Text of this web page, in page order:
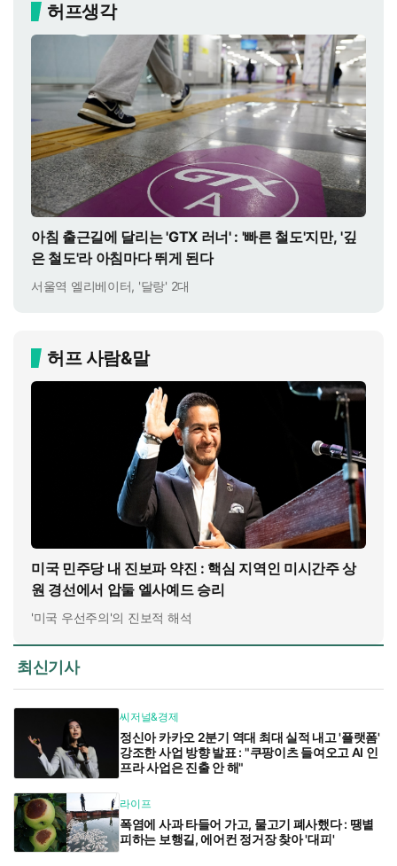
허프생각
아침 출근길에 달리는 'GTX 러너' : '빠른 철도'지만, '깊
은 철도'라 아침마다 뛰게 된다
서울역 엘리베이터, '달랑' 2대
허프 사람&말
미국 민주당 내 진보파 약진 : 핵심 지역인 미시간주 상
원 경선에서 압둘 엘사예드 승리
'미국 우선주의'의 진보적 해석
최신기사
씨저널&경제
정신아 카카오 2분기 역대 최대 실적 내고 '플랫폼'
강조한 사업 방향 발표 : "쿠팡이츠 들여오고 AI 인
프라 사업은 진출 안 해"
라이프
폭염에 사과 타들어 가고, 물고기 폐사했다 : 땡볕
피하는 보행길, 에어컨 정거장 찾아 '대피'